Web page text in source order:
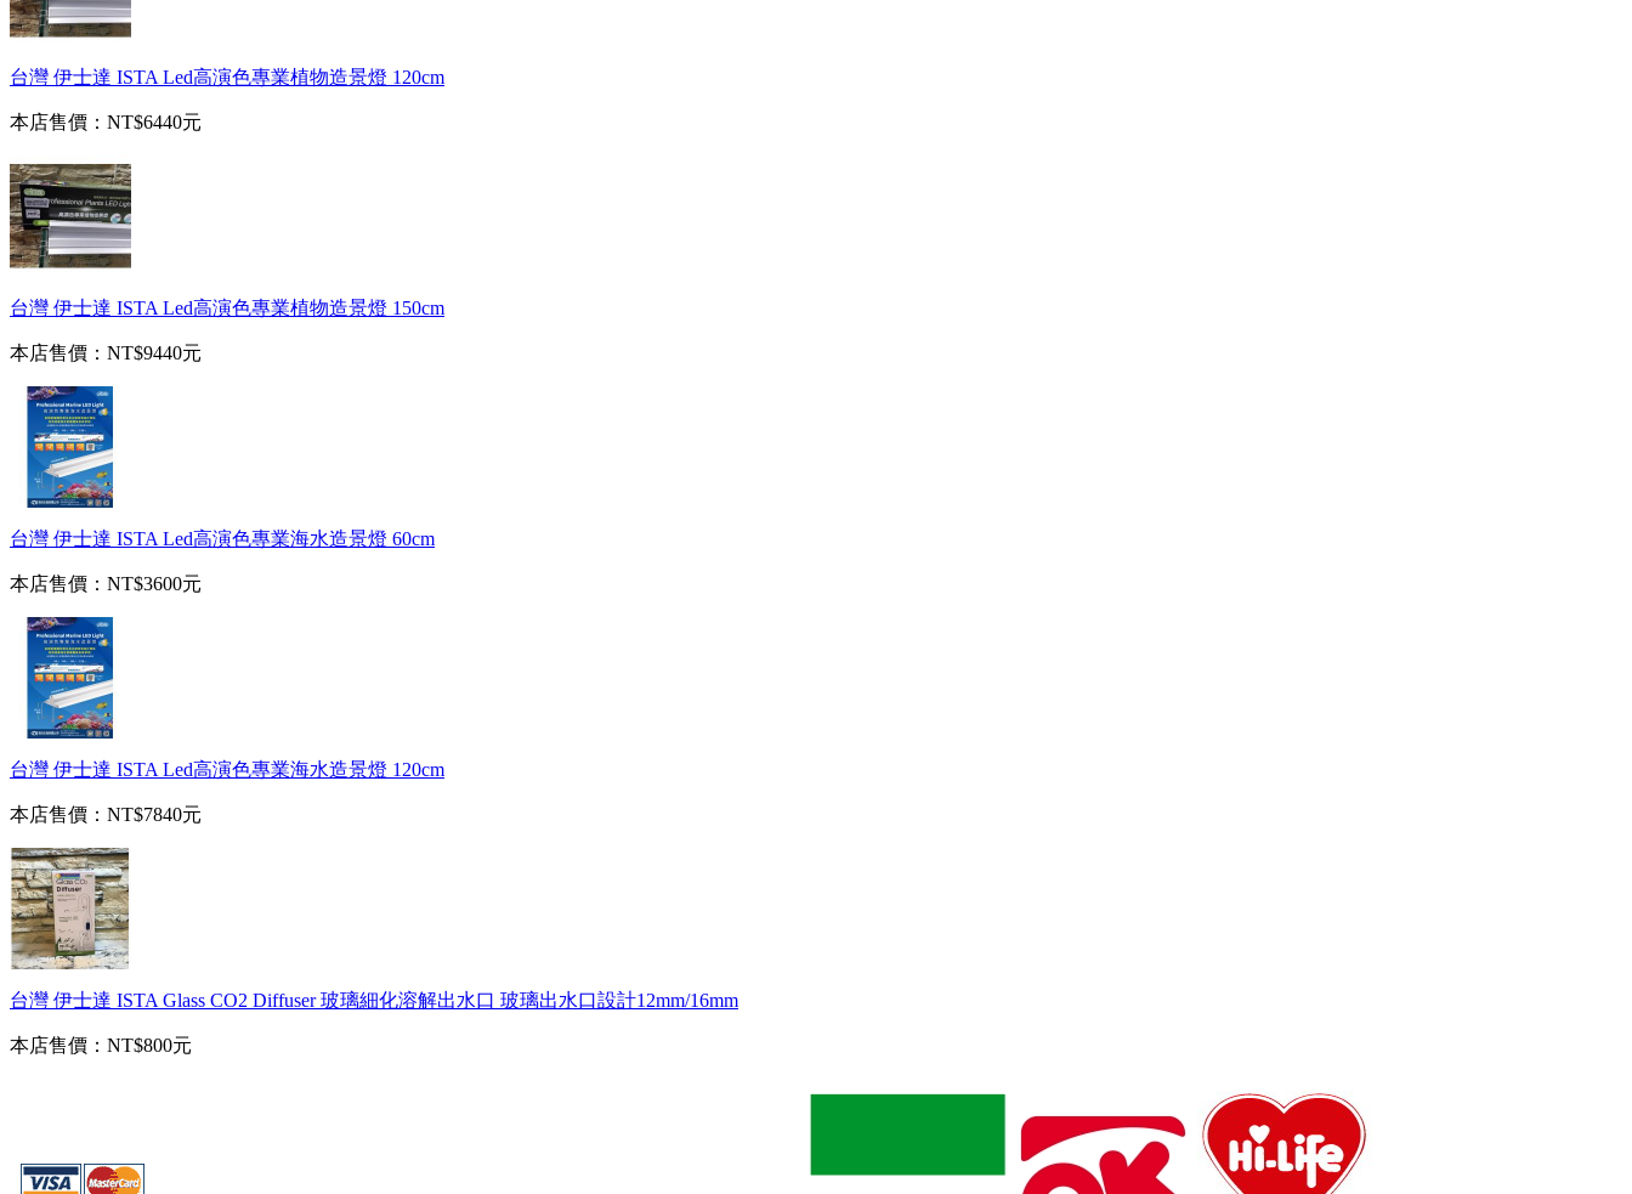
台灣 伊士達 ISTA Led高演色專業植物造景燈 120cm
本店售價： NT$6440元
台灣 伊士達 ISTA Led高演色專業植物造景燈 150cm
本店售價： NT$9440元
台灣 伊士達 ISTA Led高演色專業海水造景燈 60cm
本店售價： NT$3600元
台灣 伊士達 ISTA Led高演色專業海水造景燈 120cm
本店售價： NT$7840元
台灣 伊士達 ISTA Glass CO2 Diffuser 玻璃細化溶解出水口 玻璃出水口設計12mm/16mm
本店售價： NT$800元